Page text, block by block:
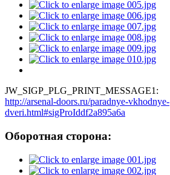
JW_SIGP_PLG_PRINT_MESSAGE1:
http://arsenal-doors.ru/paradnye-vkhodnye-
dveri.html#sigProIddf2a895a6a
Оборотная сторона: